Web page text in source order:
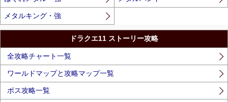
メタルキング・強
ドラクエ11 ストーリー攻略
全攻略チャート一覧
ワールドマップと攻略マップ一覧
ボス攻略一覧